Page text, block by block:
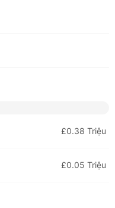
£0.38 Triệu
£0.05 Triệu